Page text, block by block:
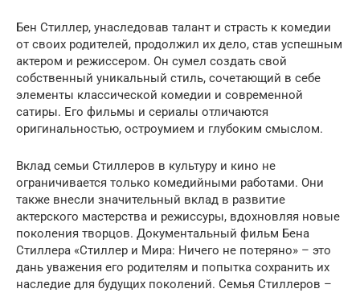
Бен Стиллер, унаследовав талант и страсть к комедии
от своих родителей, продолжил их дело, став успешным
актером и режиссером. Он сумел создать свой
собственный уникальный стиль, сочетающий в себе
элементы классической комедии и современной
сатиры. Его фильмы и сериалы отличаются
оригинальностью, остроумием и глубоким смыслом.
Вклад семьи Стиллеров в культуру и кино не
ограничивается только комедийными работами. Они
также внесли значительный вклад в развитие
актерского мастерства и режиссуры, вдохновляя новые
поколения творцов. Документальный фильм Бена
Стиллера «Стиллер и Мира: Ничего не потеряно» – это
дань уважения его родителям и попытка сохранить их
наследие для будущих поколений. Семья Стиллеров –